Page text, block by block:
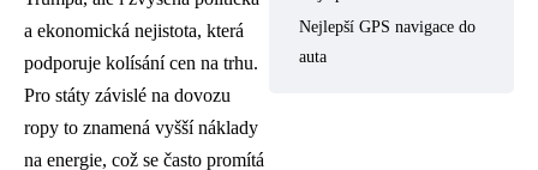
a ekonomická nejistota, která
podporuje kolísání cen na trhu.
Pro státy závislé na dovozu
ropy to znamená vyšší náklady
na energie, což se často promítá
Nejlepší GPS navigace do
auta